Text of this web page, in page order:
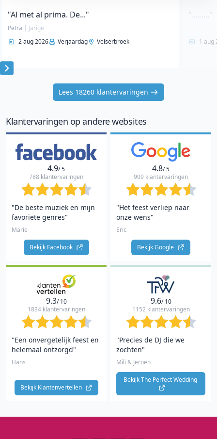
"Al met al prima. De..."
Petra | Jarige
2 aug 2026
Verjaardag Velserbroek
"........."
1 aug
Item
Lees 18260 klantervaringen
Klantervaringen op andere websites
4.9/ 5
788 klantervaringen
"De beste muziek en mijn
favoriete genres"
Marie
Bekijk Facebook
4.8/ 5
909 klantervaringen
"Het feest verliep naar
onze wens"
Eric
Bekijk Google
9.3/ 10
1834 klantervaringen
"Een onvergetelijk feest en
helemaal ontzorgd"
Hans
Bekijk Klantenvertellen
9.6/ 10
1152 klantervaringen
"Precies de DJ die we
zochten"
Mili & Jeroen
Bekijk The Perfect Wedding